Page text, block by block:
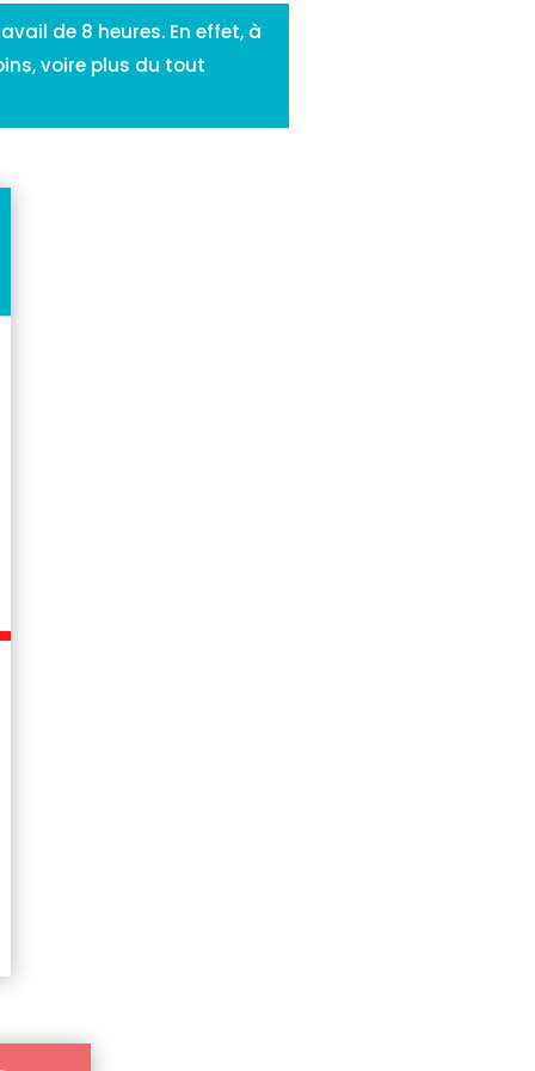
de 8 heures. En effet, à
voire plus du tout